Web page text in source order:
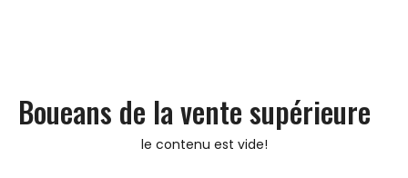
Boueans de la vente supérieure
le contenu est vide!